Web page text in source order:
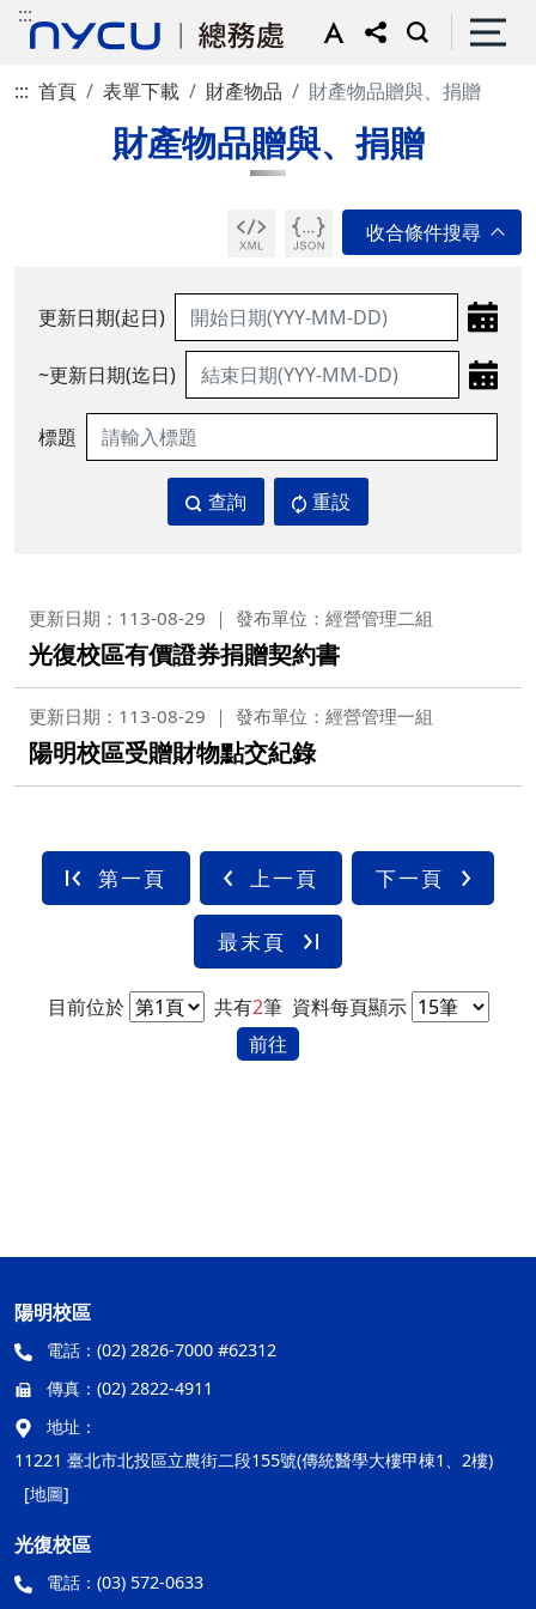
:::
::: 首頁 表單下載 財產物品 財產物品贈與、捐贈
財產物品贈與、捐贈
更新日期(起日)
~更新日期(迄日)
標題
查詢 重設
更新日期：113-08-29 發布單位：經營管理二組
光復校區有價證券捐贈契約書
更新日期：113-08-29 發布單位：經營管理一組
陽明校區受贈財物點交紀錄
第一頁 上一頁 下一頁
最末頁
目前位於 共有2筆 資料每頁顯示
前往
陽明校區
電話： (02) 2826-7000 #62312
傳真： (02) 2822-4911
地址：
11221 臺北市北投區立農街二段155號(傳統醫學大樓甲棟1、2樓)
[地圖]
光復校區
電話： (03) 572-0633